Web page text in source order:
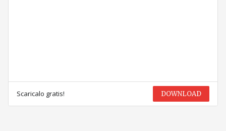
Scaricalo gratis! DOWNLOAD